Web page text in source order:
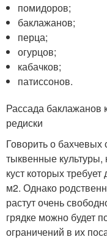
помидоров;
баклажанов;
перца;
огурцов;
кабачков;
патиссонов.
Рассада баклажанов
редиски
Говорить о бахчевых
тыквенные культуры,
куст которых
м2. Однако
растут очень
грядке можно будет
ограничений в их